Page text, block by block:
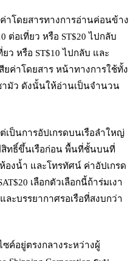
าโดยสารทางการอ่านค่อนข้าง
ต่อเที่ยว หรือ ST$20 ไปกลับ
ยว หรือ ST$10 ไปกลับ และ
ยค่าโดยสาร หน้าทางการใช้ทั้ง
ามัว ดังนั้นให้อ่านเป็นจำนวน
เป็นการอัปเกรดบนเรือลำใหญ่
มีสิทธิ์ขึ้นเรือก่อน พื้นที่ชั้นบนที่
องน้ำ และโทรทัศน์ ค่าอัปเกรด
เลือกตัวเลือกนี้ถ้าร่มเงา
ะบรรยากาศรอเรือที่สงบกว่า
ซค์อยู่ตรงกลางระหว่างผู้